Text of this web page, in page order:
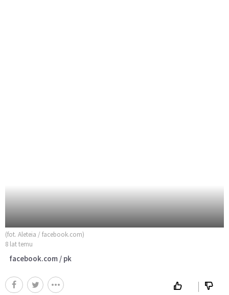
(fot. Aleteia / facebook.com)
8 lat temu
facebook.com / pk